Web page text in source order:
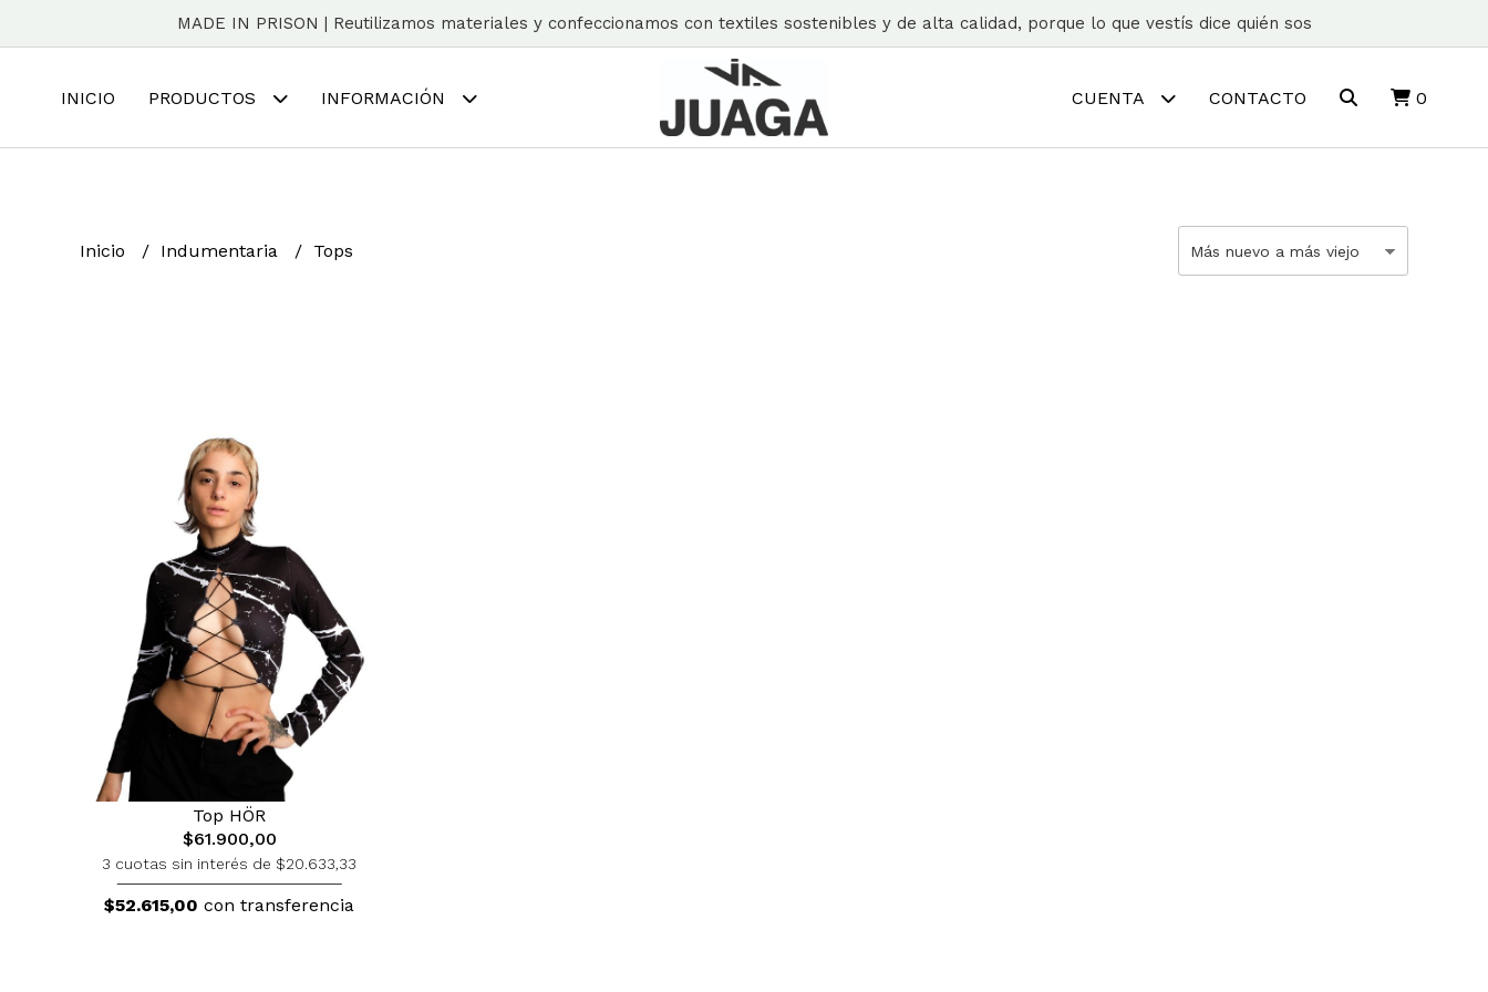
MADE IN PRISON | Reutilizamos materiales y confeccionamos con textiles sostenibles y de alta calidad, porque lo que vestís dice quién sos
INICIO PRODUCTOS INFORMACIÓN CUENTA CONTACTO 0
Inicio Indumentaria Tops
Top HÖR
$61.900,00
3 cuotas sin interés de $20.633,33
$52.615,00 con transferencia